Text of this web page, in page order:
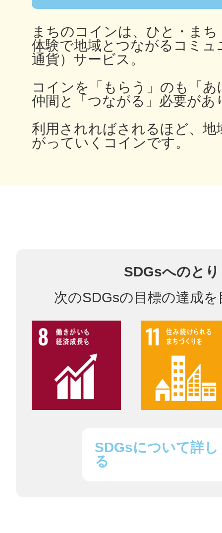
まちのコインは、ひと・ま
体験で地域とつながるコミュ
通貨）サービス。
コインを「もらう」のも「
仲間と「つながる」必要があ
利用されればされるほど、地
がっていくコインです。
SDGsへのと
次のSDGsの目標の達成
SDGsについて詳し
る
高知市
シモキ
多度津
八尾
鎌倉
相模原